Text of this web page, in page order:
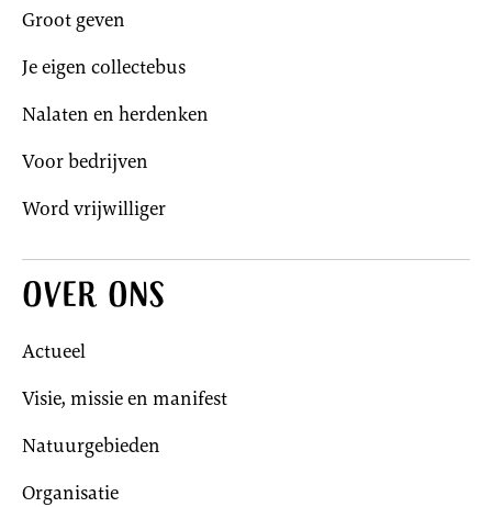
Groot geven
Je eigen collectebus
Nalaten en herdenken
Voor bedrijven
Word vrijwilliger
Over ons
Actueel
Visie, missie en manifest
Natuurgebieden
Organisatie